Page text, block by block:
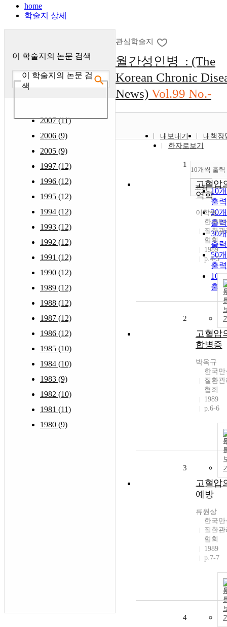
home
학술지 상세
이 학술지의 논문 검색
이 학술지의 논문 검
색
2007 (11)
2006 (9)
2005 (9)
1997 (12)
1996 (12)
1995 (12)
1994 (12)
1993 (12)
1992 (12)
1991 (12)
1990 (12)
1989 (12)
1988 (12)
1987 (12)
1986 (12)
1985 (10)
1984 (10)
1983 (9)
1982 (10)
1981 (11)
1980 (9)
관심학술지
월간성인병 : (The
Korean Chronic
News) Vol.99 No.-
내보내기
내책장
한자로보기
10개씩 출력
10
출력
20
출력
30
출력
50
출력
100
출력
조회
1
고혈압
역학
이학중
한국만
질환관
협회
1989
p.4-5
2
고혈압
합병증
박옥규
한국만
질환관
협회
1989
p.6-6
3
고혈압
예방
류원상
한국만
질환관
협회
1989
p.7-7
4